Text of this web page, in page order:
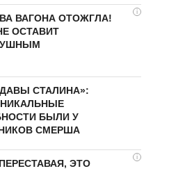
i
ВАГОНА ОТОЖГЛА!
ОСТАВИТ
СТАЛИНА»:
БЫЛИ У
СМЕРША
i
ЭТО